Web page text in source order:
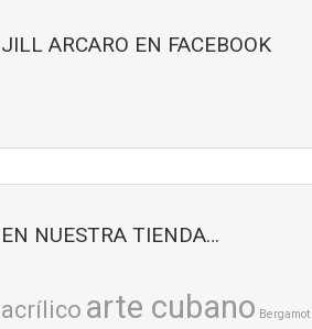
JILL ARCARO EN FACEBOOK
EN NUESTRA TIENDA…
acrílico arte cubano Bergamot